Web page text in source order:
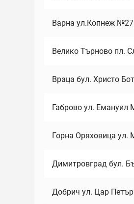
Варна ул.Копнеж
Велико Търново пл.
Враца бул. Христо
Габрово ул. Емануил
Горна Оряховица ул.
Димитровград бул.
Добрич ул. Цар